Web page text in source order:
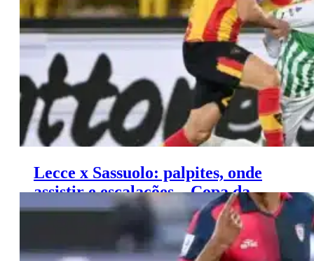
Lecce x Sassuolo: palpites, onde
assistir e escalações – Copa da
Itália (24/09)